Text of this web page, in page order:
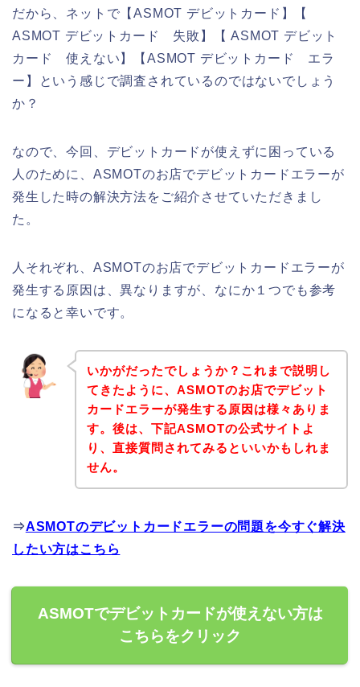
だから、ネットで【ASMOT デビットカード】【
ASMOT デビットカード 失敗】【 ASMOT デビット
カード 使えない】【ASMOT デビットカード エラ
ー】という感じで調査されているのではないでしょう
か？
なので、今回、デビットカードが使えずに困っている
人のために、ASMOTのお店でデビットカードエラーが
発生した時の解決方法をご紹介させていただきまし
た。
人それぞれ、ASMOTのお店でデビットカードエラーが
発生する原因は、異なりますが、なにか１つでも参考
になると幸いです。
いかがだったでしょうか？これまで説明し
てきたように、ASMOTのお店でデビット
カードエラーが発生する原因は様々ありま
す。後は、下記ASMOTの公式サイトよ
り、直接質問されてみるといいかもしれま
せん。
⇒ASMOTのデビットカードエラーの問題を今すぐ解決
したい方はこちら
ASMOTでデビットカードが使えない方は
こちらをクリック